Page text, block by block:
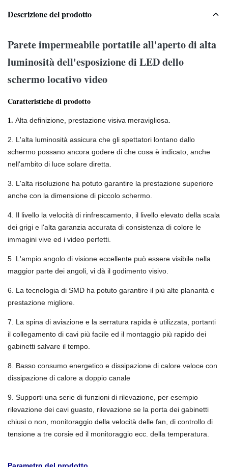
Descrizione del prodotto
Parete impermeabile portatile all'aperto di alta
luminosità dell'esposizione di LED dello
schermo locativo video
Caratteristiche di prodotto
1. Alta definizione, prestazione visiva meravigliosa.
2. L'alta luminosità assicura che gli spettatori lontano dallo
schermo possano ancora godere di che cosa è indicato, anche
nell'ambito di luce solare diretta.
3. L'alta risoluzione ha potuto garantire la prestazione superiore
anche con la dimensione di piccolo schermo.
4. Il livello la velocità di rinfrescamento, il livello elevato della scala
dei grigi e l'alta garanzia accurata di consistenza di colore le
immagini vive ed i video perfetti.
5. L'ampio angolo di visione eccellente può essere visibile nella
maggior parte dei angoli, vi dà il godimento visivo.
6. La tecnologia di SMD ha potuto garantire il più alte planarità e
prestazione migliore.
7. La spina di aviazione e la serratura rapida è utilizzata, portanti
il collegamento di cavi più facile ed il montaggio più rapido dei
gabinetti salvare il tempo.
8. Basso consumo energetico e dissipazione di calore veloce con
dissipazione di calore a doppio canale
9. Supporti una serie di funzioni di rilevazione, per esempio
rilevazione dei cavi guasto, rilevazione se la porta dei gabinetti
chiusi o non, monitoraggio della velocità delle fan, di controllo di
tensione a tre corsie ed il monitoraggio ecc. della temperatura.